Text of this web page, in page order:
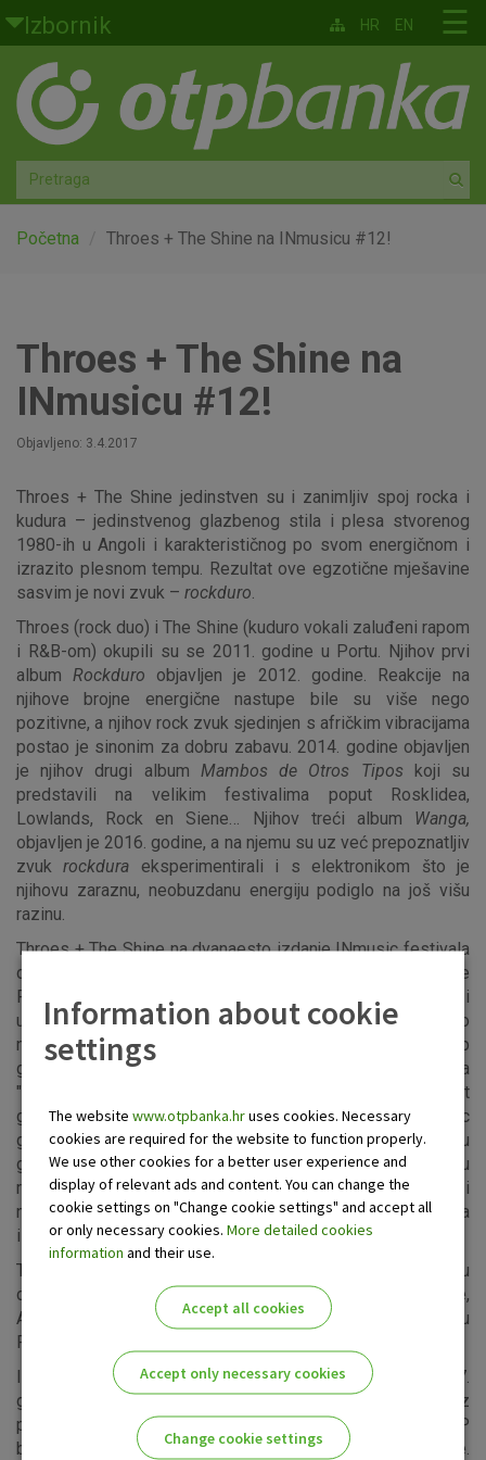
Skoči na glavni sadržaj
Izbornik
Građani
Privatno bankarstvo
Agro
Mala poduzeća i obrtnici
Globalna tržišta
Faktoring
O nama
☰
HR EN
Početna Throes + The Shine na INmusicu #12!
Throes + The Shine na
INmusicu #12!
Objavljeno: 3.4.2017
Throes + The Shine jedinstven su i zanimljiv spoj rocka i
kudura – jedinstvenog glazbenog stila i plesa stvorenog
1980-ih u Angoli i karakterističnog po svom energičnom i
izrazito plesnom tempu. Rezultat ove egzotične mješavine
sasvim je novi zvuk – rockduro
Throes (rock duo) i The Shine (kuduro vokali zaluđeni rapom
i R&B-om) okupili su se 2011. godine u Portu. Njihov prvi
album Rockduro objavljen je 2012. godine. Reakcije na
njihove brojne energične nastupe bile su više nego
pozitivne, a njihov rock zvuk sjedinjen s afričkim vibracijama
postao je sinonim za dobru zabavu. 2014. godine objavljen
je njihov drugi album Mambos de Otros Tipos koji su
predstavili na velikim festivalima poput Rosklidea,
Lowlands, Rock en Siene… Njihov treći album Wanga,
objavljen je 2016. godine, a na njemu su uz već prepoznatljiv
zvukrockdura eksperimentirali i s elektronikom što je
njihovu zaraznu, neobuzdanu energiju podiglo na još višu
razinu.
Throes + The Shine na dvanaesto izdanje INmusic festivala
dolaze u sklopu ETEP projekta (European Talent Exchange
Programme) koji promiče mobilnost europskih glazbenika i
u sklopu kojeg već godinama na INmusic festivalu gledamo
neke od najperspektivnijih mladih europskih autora. Nastup
grupe Throes + The Shine dio je i višegodišnjeg ciklusa
"Multikulturalizam u glazbi" koji već preko devetnaest
godina kontinuirano u Hrvatskoj predstavlja world music
glazbenike iz cijelog svijeta. Projekt "Multikulturalizam u
glazbi" nastoji kroz glazbu zrcaliti univerzalizam u
raznolikosti, ukazati na važnost kulturnih raznolikosti i
njihovu nezamjenjivu ulogu u formiranju suvremenog društva
i kulture.
Throes + The Shine priključuju se spektakularnom line-upu
dvanaestog INmusic festivala – Kings of Leon, Arcade Fire,
Alt-J, Kasabian, Michaelu Kiwanuki, Flogging Molly, Darku
Rundeku, Slaves i mnogim drugima.
INmusic festival #12 održat će se od 19. do 21. lipnja 2017.
godine na prekrasnom zagrebačkom jezeru Jarun uz
potporu Ožujskog piva kao powered by sponzora te OTP
banke koja na festivalu omogućava beskontaktno plaćanje.
Information about cookie
settings
The website www.otpbanka.hruses cookies. Necessary
cookies are required for the website to function properly.
We use other cookies for a better user experience and
display of relevant ads and content. You can change the
cookie settings on "Change cookie settings" and accept all
or only necessary cookies. More detailed cookies
information and their use.
Accept all cookies
Accept only necessary cookies
Change cookie settings